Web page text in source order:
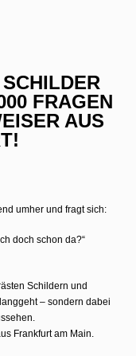
FRAGEN
AUS
umher und fragt sich:
doch schon da?“
Schildern und
– sondern dabei
Frankfurt am Main.